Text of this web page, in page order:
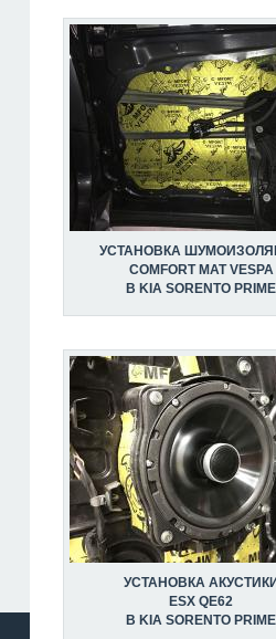
УСТАНОВКА
COMFORT MAT VESPA
В KIA SORENTO PRIME
УСТАНОВКА
ESX QE62
В KIA SORENTO PRIME